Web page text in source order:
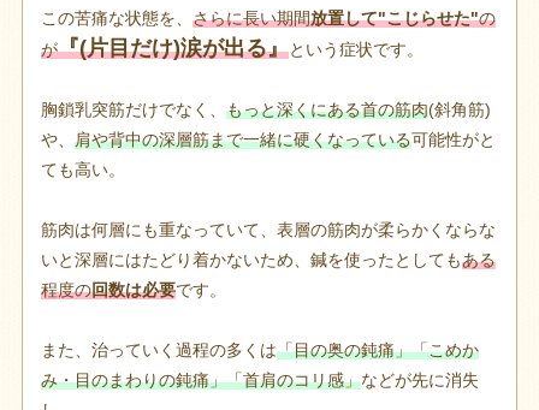
この苦痛な状態を、 さらに長い期間放置して"こじらせた"の
が『(片目だけ)涙が出る』という症状です。
胸鎖乳突筋だけでなく、 もっと深くにある首の筋肉(斜角筋)
や、 肩や背中の深層筋まで一緒に硬くなっている可能性がと
ても高い。
筋肉は何層にも重なっていて、表層の筋肉が柔らかくならな
いと深層にはたどり着かないため、鍼を使ったとしてもある
程度の回数は必要です。
また、治っていく過程の多くは「目の奥の鈍痛」「こめか
み・目のまわりの鈍痛」「首肩のコリ感」などが先に消失